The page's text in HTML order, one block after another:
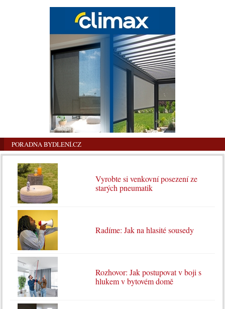
PORADNA BYDLENÍ.CZ
Vyrobte si venkovní posezení ze
starých pneumatik
Radíme: Jak na hlasité sousedy
Rozhovor: Jak postupovat v boji s
hlukem v bytovém domě